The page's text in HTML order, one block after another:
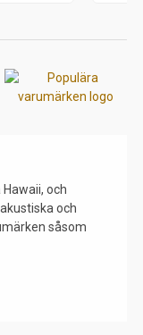
och
och
såsom